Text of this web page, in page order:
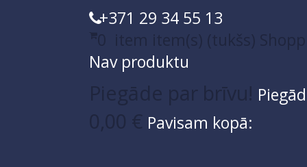
+371 29 34 55 13
0
item item(s) (tukšs)
Nav produktu
Piegāde par brīvu!
0,00 € Pavisam kopā: